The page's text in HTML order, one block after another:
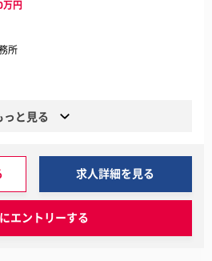
円
所
っと見る
求人詳細を見る
エントリーする